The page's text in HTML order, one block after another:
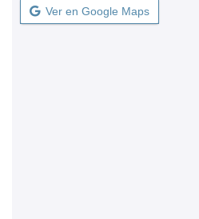
Ver en Google Maps